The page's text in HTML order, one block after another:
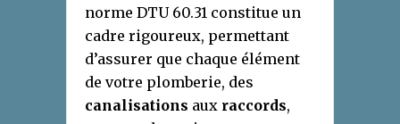
norme DTU 60.31 constitue un
cadre rigoureux, permettant
d’assurer que chaque élément
de votre plomberie, des
canalisations aux raccords,